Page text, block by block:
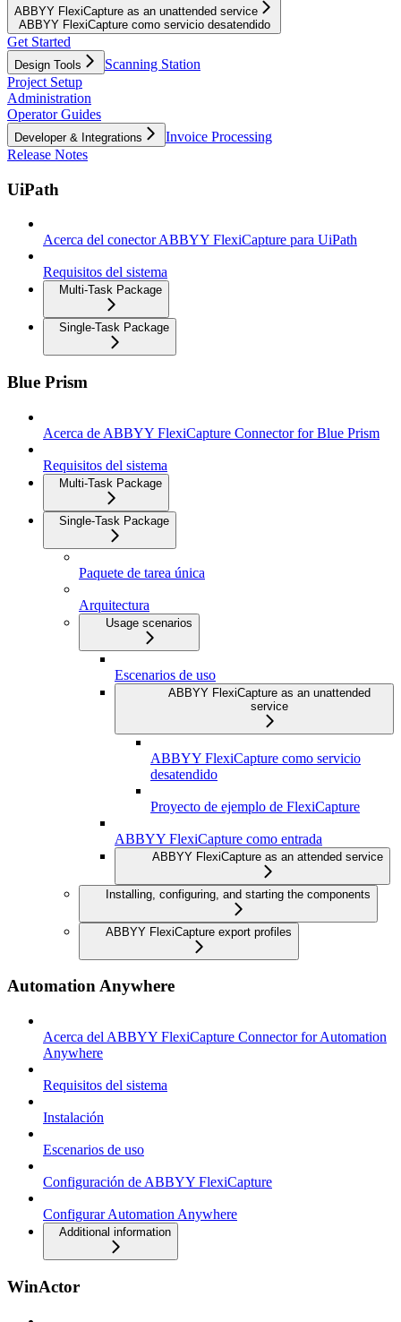
ABBYY FlexiCapture as an unattended service
ABBYY FlexiCapture como servicio desatendido
Get Started
Design Tools
Scanning Station
Project Setup
Administration
Operator Guides
Developer & Integrations
Invoice Processing
Release Notes
UiPath
Acerca del conector ABBYY FlexiCapture para UiPath
Requisitos del sistema
Multi-Task Package
Single-Task Package
Blue Prism
Acerca de ABBYY FlexiCapture Connector for Blue Prism
Requisitos del sistema
Multi-Task Package
Single-Task Package
Paquete de tarea única
Arquitectura
Usage scenarios
Escenarios de uso
ABBYY FlexiCapture as an unattended
service
ABBYY FlexiCapture como servicio
desatendido
Proyecto de ejemplo de FlexiCapture
ABBYY FlexiCapture como entrada
ABBYY FlexiCapture as an attended service
Installing, configuring, and starting the components
ABBYY FlexiCapture export profiles
Automation Anywhere
Acerca del ABBYY FlexiCapture Connector for Automation
Anywhere
Requisitos del sistema
Instalación
Escenarios de uso
Configuración de ABBYY FlexiCapture
Configurar Automation Anywhere
Additional information
WinActor